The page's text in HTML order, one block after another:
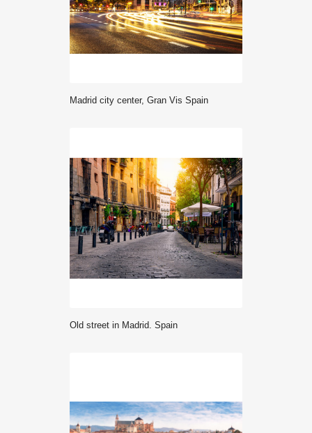
Madrid city center, Gran Vis Spain
Old street in Madrid. Spain